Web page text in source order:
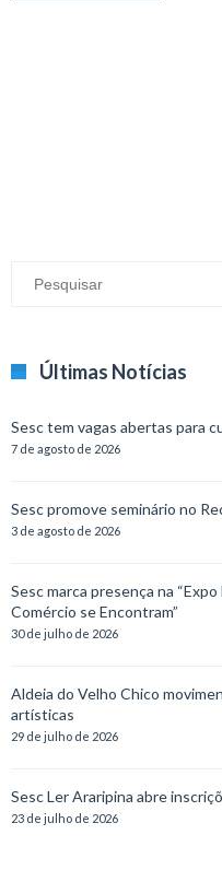
Últimas Notícias
Sesc tem vagas abertas para
7 de agosto de 2026
Sesc promove seminário no
3 de agosto de 2026
Sesc marca presença na
Comércio se Encontram”
30 de julho de 2026
Aldeia do Velho Chico
artísticas
29 de julho de 2026
Sesc Ler Araripina abre
23 de julho de 2026